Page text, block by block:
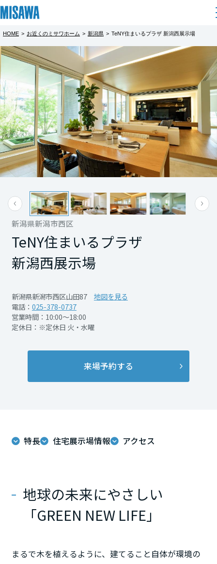
住まい
建てる [注文住宅]
商品ラインアップ
デザイン
テクノロジー（住まいの性能）
建築事例・建築実例
デザイナーズギャラリー
インテリア
住まいづくりガイド
買う
分譲住宅（建売・土地）検索
中古住宅検索
いづくりを楽しく学べるデジタルラウンジです。
ホームラウンジ 新築・戸建て
土地活用
個人のお客さま
賃貸住宅
賃貸併用住宅
店舗・各種施設
土地活用モデルルーム見学
土地活用実例
法人のお客さま
社宅建築
医療・介護・子育て・障がい福祉施設
これから土地活用・賃貸経営をご検討の方
リフォーム
戸建て・マンション
ミサワリフォームとは
リフォームの流れ
リフォームメニュー
リフォーム事例
事業用
事業用リノベーション
ホテル・旅館リフォーム
リフォーム営業所
ホームラウンジ リフォーム
まちづくり
複合開発・投資開発
複合開発事業（ASMACI-アスマチ-）
再開発・官民連携事業
分譲マンション開発事業
収益不動産・投資開発事業
事業用売買
事業用地・事業用建物
まちづくりを実現していきます。
オーナーサポート
サポートメニュー
住まいるりんぐ（ロングサポート）
保証制度
ミサワリフォーム
ご相談窓口
ムを結ぶコミュニケーションサイト。お得・便利・安心なコンテンツ
や、ミサワホームからの大切なお知らせなど配信しています。
企 業・IR情報
企業・IR
ニュース
ミサワホームグループ
IR情報
SDGs
新卒者採用
ウエルネス事業
海外事業
展示場・イベント情報
カタログ請求
住まいのご相談
HOME > お近くのミサワホーム > 新潟県 > TeNY住まいるプラザ 新潟西展示場
新潟県新潟市西区
TeNY住まいるプラザ
新潟西展示場
新潟県新潟市西区山田87
地図を見る
電話： 025-378-0737
営業時間：10:00～18:00
定休日：※定休日 火・水曜
来場予約する
特長 住宅展示場情報 アクセス
地球の未来にやさしい
「GREEN NEW LIFE」
まるで木を植えるように、建てること自体が環境の
都道府県を選択
北海道
北海道
東北
青森県
岩手県
宮城県
山形県
群馬県